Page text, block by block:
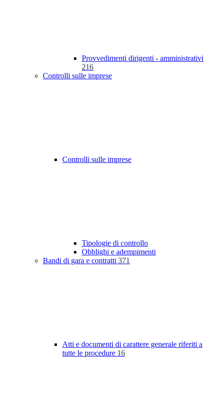
Provvedimenti dirigenti - amministrativi
216
Controlli sulle imprese
Controlli sulle imprese
Tipologie di controllo
Obblighi e adempimenti
Bandi di gara e contratti 371
Atti e documenti di carattere generale riferiti a
tutte le procedure 16